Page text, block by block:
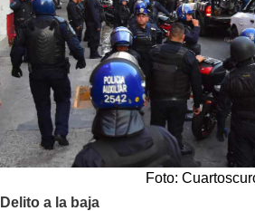
Foto:
Delito a la baja